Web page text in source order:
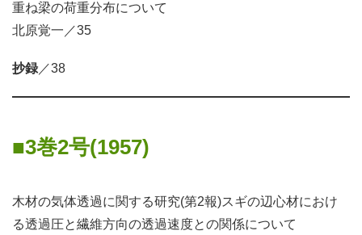
重ね梁の荷重分布について
北原覚一／35
抄録 ／38
3巻2号(1957)
木材の気体透過に関する研究(第2報)スギの辺心材におけ
る透過圧と繊維方向の透過速度との関係について